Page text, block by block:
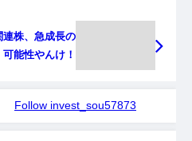
連株、急成長の
可能性やんけ！
Follow invest_sou57873